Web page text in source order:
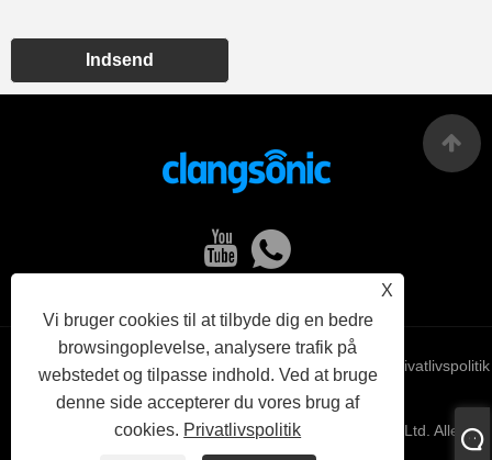
Indsend
X
Vi bruger cookies til at tilbyde dig en bedre
browsingoplevelse, analysere trafik på
webstedet og tilpasse indhold. Ved at bruge
denne side accepterer du vores brug af
cookies. Privatlivspolitik
Links Sitemap RSS XML Privatlivspolitik
Copyright © 2022 Yuhuan Clangsonic Ultrasonic Co., Ltd. Alle
rettigheder forbeholdes.